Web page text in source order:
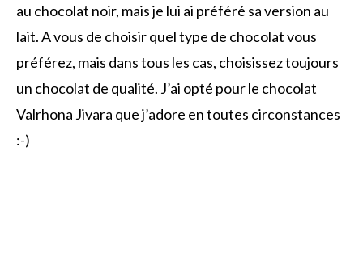
au chocolat noir, mais je lui ai préféré sa version au
lait. A vous de choisir quel type de chocolat vous
préférez, mais dans tous les cas, choisissez toujours
un chocolat de qualité. J’ai opté pour le chocolat
Valrhona Jivara que j’adore en toutes circonstances
:-)